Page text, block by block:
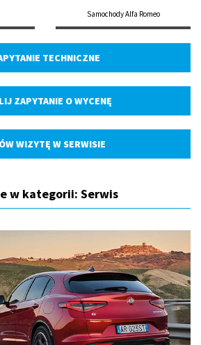
Samochody Alfa Romeo
TECHNICZNE
ZAPYTANIE O WYCENĘ
WIZYTĘ W SERWISIE
w kategorii: Serwis